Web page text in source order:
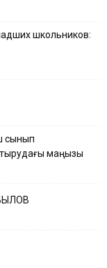
школьников:
сынып
маңызы